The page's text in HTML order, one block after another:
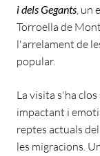
i dels Gegants, un
Torroella de
l'arrelament de
popular.
La visita s'ha
impactant i
reptes actuals
les migracions.